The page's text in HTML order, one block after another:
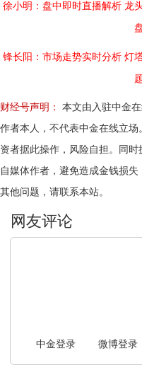
徐小明：盘中即时直播解析 龙
锋长阳：市场走势实时分析 灯
财经号声明：
本文由入驻中金
作者本人，不代表中金在线立
资者据此操作，风险自担。同
自媒体作者，避免造成金钱损
其他问题，请联系本站。
中金登录 微博登录